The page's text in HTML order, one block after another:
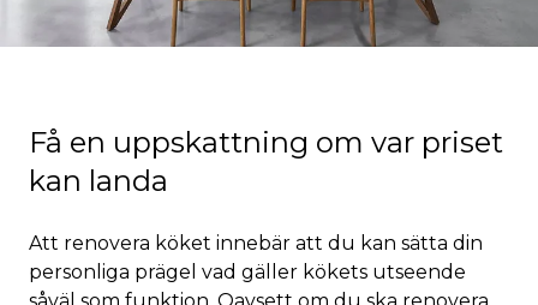
Få en uppskattning om var priset
kan landa
Att renovera köket innebär att du kan sätta din
personliga prägel vad gäller kökets utseende